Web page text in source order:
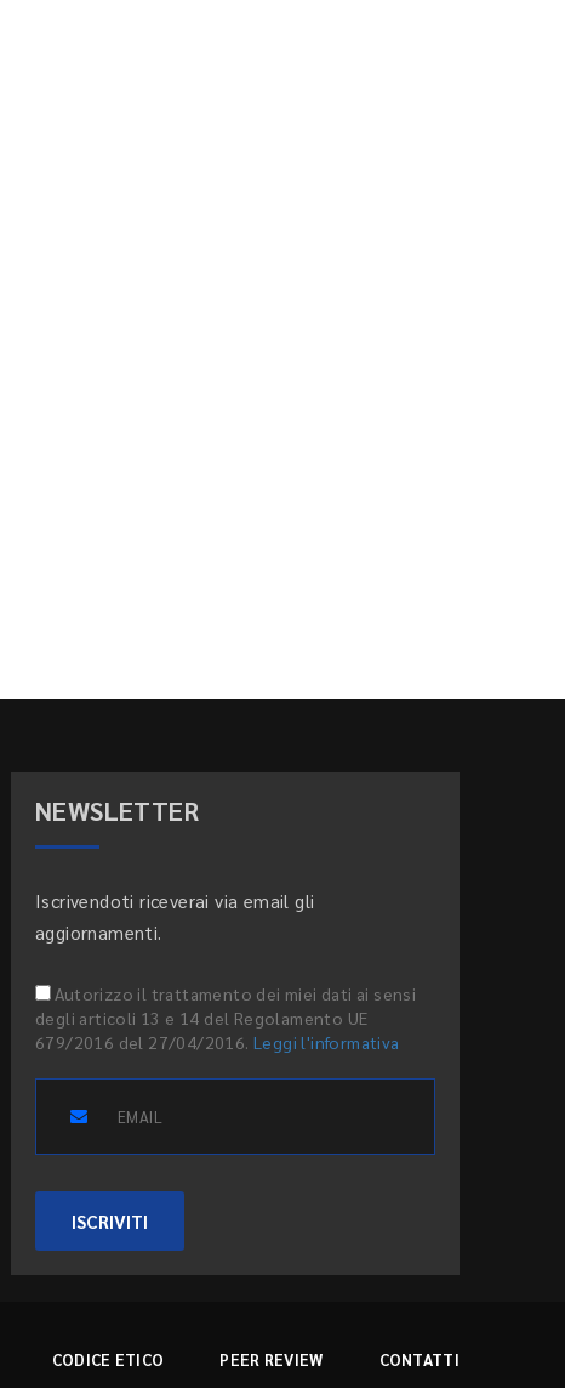
NEWSLETTER
Iscrivendoti riceverai via email gli
aggiornamenti.
Autorizzo il trattamento dei miei dati ai sensi
degli articoli 13 e 14 del Regolamento UE
679/2016 del 27/04/2016. Leggi l'informativa
ISCRIVITI
CODICE ETICO PEER REVIEW CONTATTI